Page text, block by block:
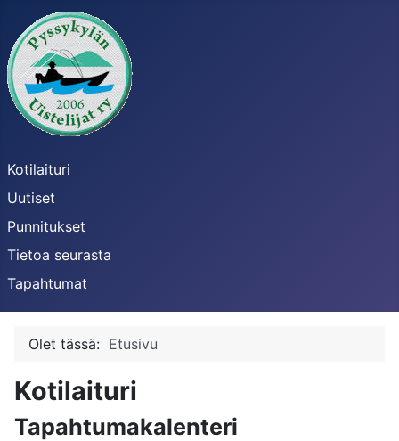
Kotilaituri
Uutiset
Punnitukset
Tietoa seurasta
Tapahtumat
Olet tässä: Etusivu
Kotilaituri
Tapahtumakalenteri